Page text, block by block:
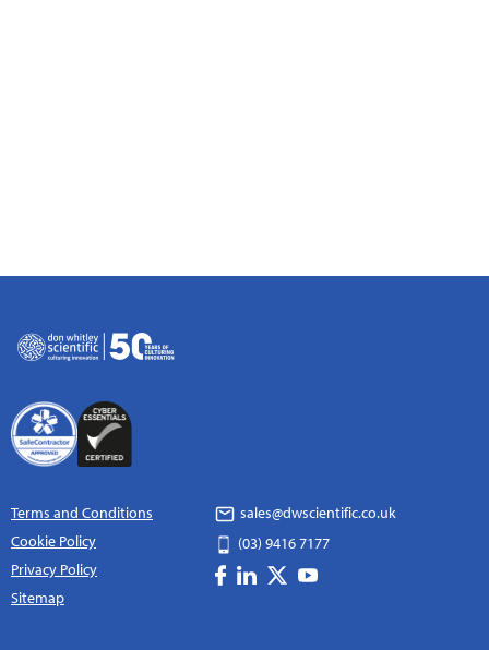
Terms and Conditions
Cookie Policy
Privacy Policy
Sitemap
sales@dwscientific.co.uk
(03) 9416 7177